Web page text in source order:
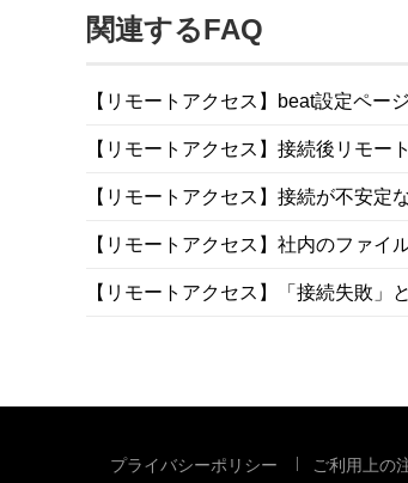
関連するFAQ
【リモートアクセス】beat設定ペー
【リモートアクセス】接続後リモー
【リモートアクセス】接続が不安定
【リモートアクセス】社内のファ
【リモートアクセス】「接続失敗」
プライバシーポリシー ご利用上の